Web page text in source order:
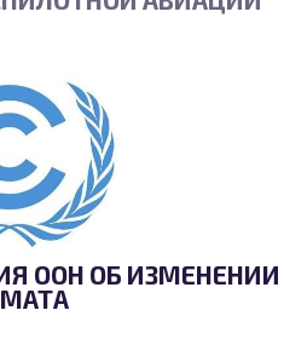
ООН ОБ ИЗМЕНЕНИИ